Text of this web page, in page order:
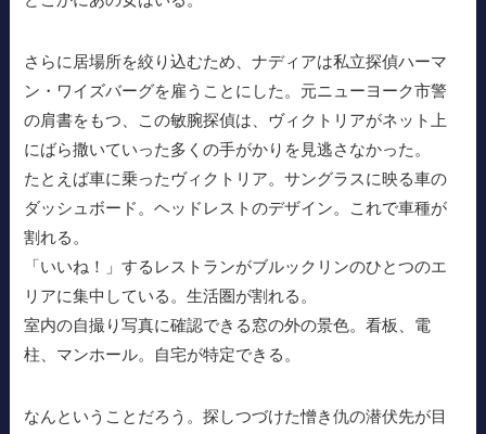
さらに居場所を絞り込むため、ナディアは私立探偵ハーマ
ン・ワイズバーグを雇うことにした。元ニューヨーク市警
の肩書をもつ、この敏腕探偵は、ヴィクトリアがネット上
にばら撒いていった多くの手がかりを見逃さなかった。
たとえば車に乗ったヴィクトリア。サングラスに映る車の
ダッシュボード。ヘッドレストのデザイン。これで車種が
割れる。
「いいね！」するレストランがブルックリンのひとつのエ
リアに集中している。生活圏が割れる。
室内の自撮り写真に確認できる窓の外の景色。看板、電
柱、マンホール。自宅が特定できる。
なんということだろう。探しつづけた憎き仇の潜伏先が目